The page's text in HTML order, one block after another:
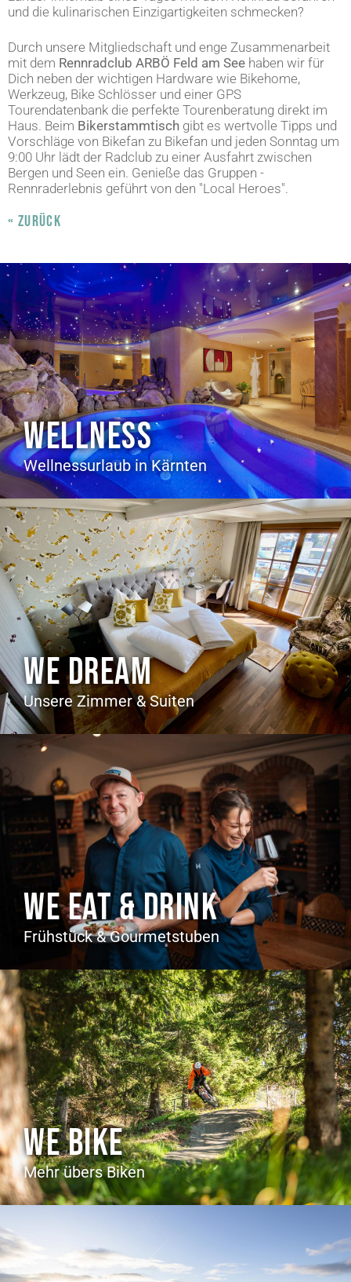
und die kulinarischen Einzigartigkeiten schmecken?
Durch unsere Mitgliedschaft und enge Zusammenarbeit
mit dem Rennradclub ARBÖ Feld am See haben wir für
Dich neben der wichtigen Hardware wie Bikehome,
Werkzeug, Bike Schlösser und einer GPS
Tourendatenbank die perfekte Tourenberatung direkt im
Haus. Beim Bikerstammtisch gibt es wertvolle Tipps und
Vorschläge von Bikefan zu Bikefan und jeden Sonntag um
9:00 Uhr lädt der Radclub zu einer Ausfahrt zwischen
Bergen und Seen ein. Genieße das Gruppen -
Rennraderlebnis geführt von den "Local Heroes".
« ZURÜCK
WELLNESS
Wellnessurlaub in Kärnten
WE DREAM
Unsere Zimmer & Suiten
WE EAT & DRINK
Frühstück & Gourmetstuben
WE BIKE
Mehr übers Biken